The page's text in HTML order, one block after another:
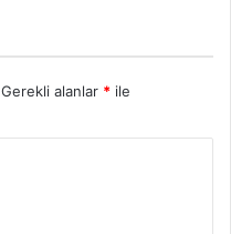
Gerekli alanlar * ile